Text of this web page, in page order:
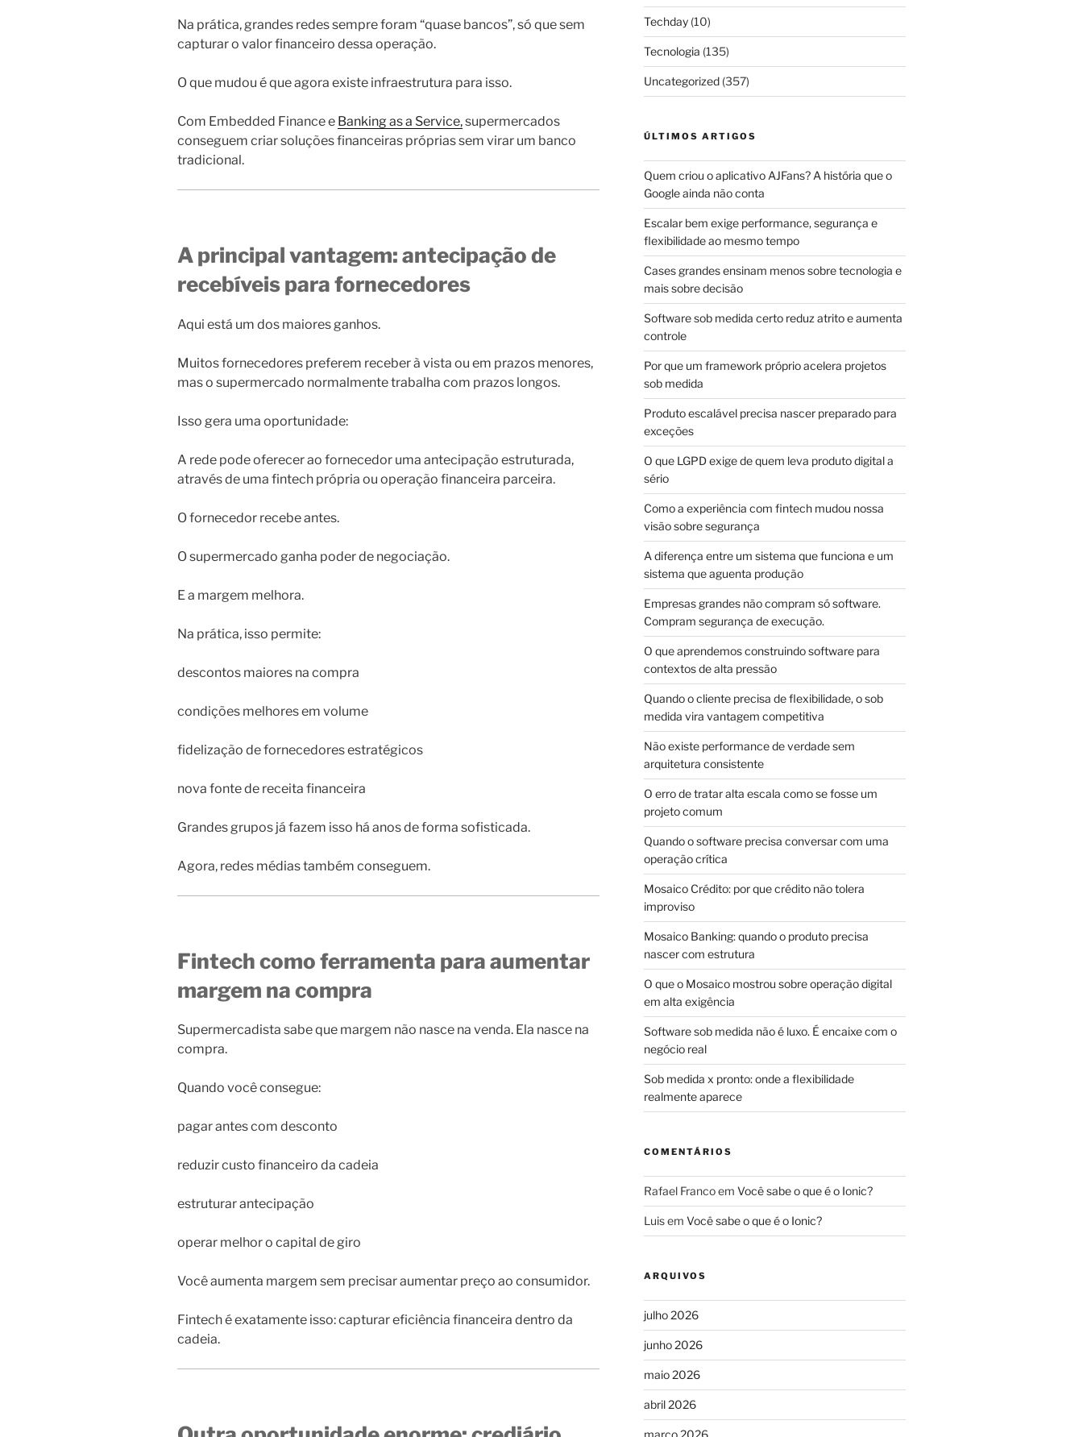
Na prática, grandes redes sempre foram “quase bancos”, só que sem
capturar o valor financeiro dessa operação.
O que mudou é que agora existe infraestrutura para isso.
Com Embedded Finance e Banking as a Service,supermercados
conseguem criar soluções financeiras próprias sem virar um banco
tradicional.
A principal vantagem: antecipação de
recebíveis para fornecedores
Aqui está um dos maiores ganhos.
Muitos fornecedores preferem receber à vista ou em prazos menores,
mas o supermercado normalmente trabalha com prazos longos.
Isso gera uma oportunidade:
A rede pode oferecer ao fornecedor uma antecipação estruturada,
através de uma fintech própria ou operação financeira parceira.
O fornecedor recebe antes.
O supermercado ganha poder de negociação.
E a margem melhora.
Na prática, isso permite:
descontos maiores na compra
condições melhores em volume
fidelização de fornecedores estratégicos
nova fonte de receita financeira
Grandes grupos já fazem isso há anos de forma sofisticada.
Agora, redes médias também conseguem.
Fintech como ferramenta para aumentar
margem na compra
Supermercadista sabe que margem não nasce na venda. Ela nasce na
compra.
Quando você consegue:
pagar antes com desconto
reduzir custo financeiro da cadeia
estruturar antecipação
operar melhor o capital de giro
Você aumenta margem sem precisar aumentar preço ao consumidor.
Fintech é exatamente isso: capturar eficiência financeira dentro da
cadeia.
Techday(10)
Tecnologia (135)
Uncategorized(357)
ÚLTIMOS ARTIGOS
Quem criou o aplicativo AJFans? A história que o
Google ainda não conta
Escalar bem exige performance, segurança e
flexibilidade ao mesmo tempo
Cases grandes ensinam menos sobre tecnologia e
mais sobre decisão
Software sob medida certo reduz atrito e aumenta
controle
Por que um framework próprio acelera projetos
sob medida
Produto escalável precisa nascer preparado para
exceções
O que LGPD exige de quem leva produto digital a
sério
Como a experiência com fintech mudou nossa
visão sobre segurança
A diferença entre um sistema que funciona e um
sistema que aguenta produção
Empresas grandes não compram só software.
Compram segurança de execução.
O que aprendemos construindo software para
contextos de alta pressão
Quando o cliente precisa de flexibilidade, o sob
medida vira vantagem competitiva
Não existe performance de verdade sem
arquitetura consistente
O erro de tratar alta escala como se fosse um
projeto comum
Quando o software precisa conversar com uma
operação crítica
Mosaico Crédito: por que crédito não tolera
improviso
Mosaico Banking: quando o produto precisa
nascer com estrutura
O que o Mosaico mostrou sobre operação digital
em alta exigência
Software sob medida não é luxo. É encaixe com o
negócio real
Sob medida x pronto: onde a flexibilidade
realmente aparece
COMENTÁRIOS
Rafael Francoem Você sabe o que é o Ionic?
Luisem Você sabe o que é o Ionic?
ARQUIVOS
julho 2026
junho 2026
maio 2026
abril 2026